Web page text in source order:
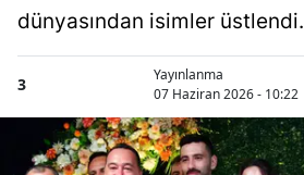
dünyasından isimler üstlendi.
3
Yayınlanma
07 Haziran 2026 - 10:22